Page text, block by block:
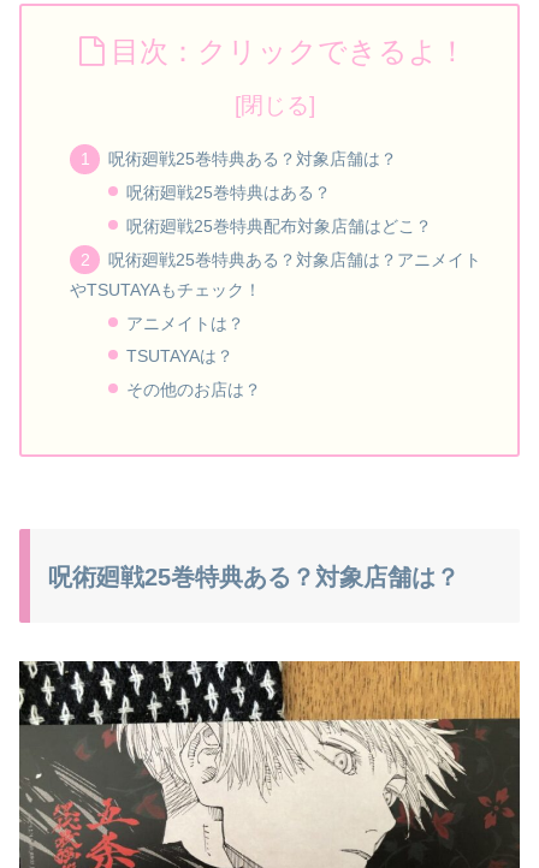
目次：クリックできるよ！
呪術廻戦25巻特典ある？対象店舗は？
呪術廻戦25巻特典はある？
呪術廻戦25巻特典配布対象店舗はどこ？
呪術廻戦25巻特典ある？対象店舗は？アニメイト
やTSUTAYAもチェック！
アニメイトは？
TSUTAYAは？
その他のお店は？
呪術廻戦25巻特典ある？対象店舗は？